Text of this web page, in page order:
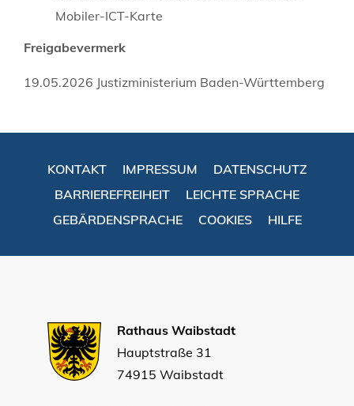
Mobiler-ICT-Karte
Freigabevermerk
19.05.2026 Justizministerium Baden-Württemberg
KONTAKT IMPRESSUM
DATENSCHUTZ
BARRIEREFREIHEIT
LEICHTE SPRACHE
GEBÄRDENSPRACHE
COOKIES HILFE
Rathaus Waibstadt
Hauptstraße 31
74915 Waibstadt